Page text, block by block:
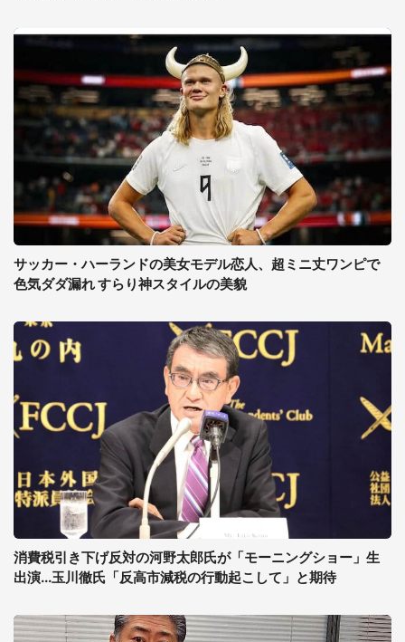
サッカー・ハーランドの美女モデル恋人、超ミニ丈ワンピで
色気ダダ漏れ すらり神スタイルの美貌
消費税引き下げ反対の河野太郎氏が「モーニングショー」生
出演...玉川徹氏「反高市減税の行動起こして」と期待